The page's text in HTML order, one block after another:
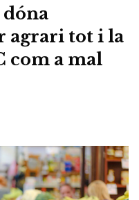
dóna
agrari tot i la
com a mal